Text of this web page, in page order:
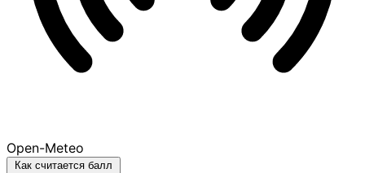
Open-Meteo
Как считается балл